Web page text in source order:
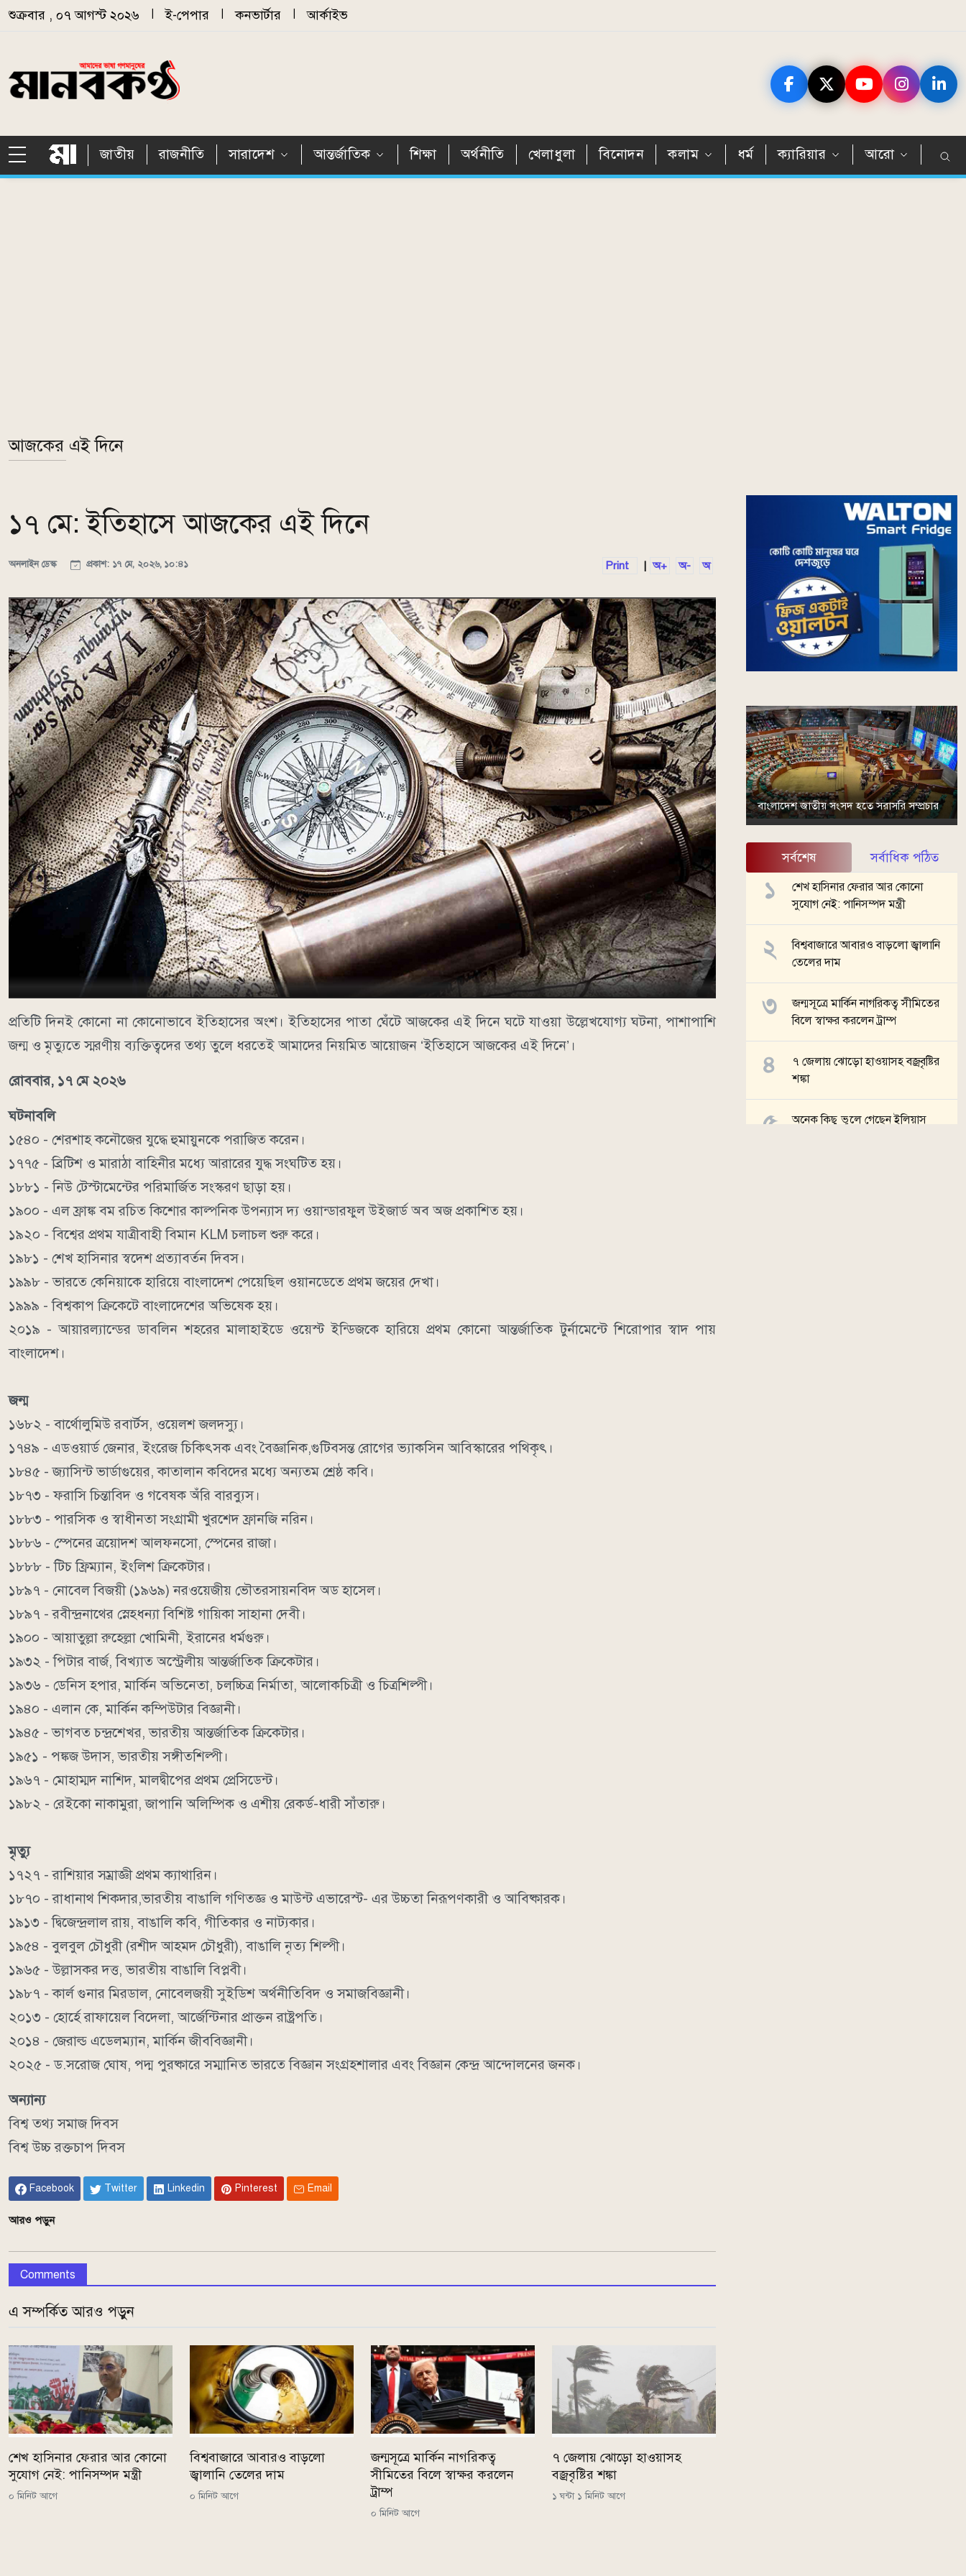
Skip to main content
শুক্রবার , ০৭ আগস্ট ২০২৬ ই-পেপার কনভার্টার আর্কাইভ
জাতীয় রাজনীতি সারাদেশ আন্তর্জাতিক শিক্ষা অর্থনীতি খেলাধুলা বিনোদন কলাম ধর্ম ক্যারিয়ার আরো
আজকের এই দিনে
১৭ মে: ইতিহাসে আজকের এই দিনে
অনলাইন ডেস্ক প্রকাশ: ১৭ মে, ২০২৬, ১০:৪১ Print অ+ অ- অ
প্রতিটি দিনই কোনো না কোনোভাবে ইতিহাসের অংশ। ইতিহাসের পাতা ঘেঁটে আজকের এই দিনে ঘটে যাওয়া উল্লেখযোগ্য ঘটনা, পাশাপাশি
জন্ম ও মৃত্যুতে স্মরণীয় ব্যক্তিত্বদের তথ্য তুলে ধরতেই আমাদের নিয়মিত আয়োজন ‘ইতিহাসে আজকের এই দিনে’।
রোববার, ১৭ মে ২০২৬
ঘটনাবলি
১৫৪০ - শেরশাহ কনৌজের যুদ্ধে হুমায়ুনকে পরাজিত করেন।
১৭৭৫ - ব্রিটিশ ও মারাঠা বাহিনীর মধ্যে আরারের যুদ্ধ সংঘটিত হয়।
১৮৮১ - নিউ টেস্টামেন্টের পরিমার্জিত সংস্করণ ছাড়া হয়।
১৯০০ - এল ফ্রাঙ্ক বম রচিত কিশোর কাল্পনিক উপন্যাস দ্য ওয়ান্ডারফুল উইজার্ড অব অজ প্রকাশিত হয়।
১৯২০ - বিশ্বের প্রথম যাত্রীবাহী বিমান KLM চলাচল শুরু করে।
১৯৮১ - শেখ হাসিনার স্বদেশ প্রত্যাবর্তন দিবস।
১৯৯৮ - ভারতে কেনিয়াকে হারিয়ে বাংলাদেশ পেয়েছিল ওয়ানডেতে প্রথম জয়ের দেখা।
১৯৯৯ - বিশ্বকাপ ক্রিকেটে বাংলাদেশের অভিষেক হয়।
২০১৯ - আয়ারল্যান্ডের ডাবলিন শহরের মালাহাইডে ওয়েস্ট ইন্ডিজকে হারিয়ে প্রথম কোনো আন্তর্জাতিক টুর্নামেন্টে শিরোপার স্বাদ পায়
বাংলাদেশ।
জন্ম
১৬৮২ - বার্থোলুমিউ রবার্টস, ওয়েলশ জলদস্যু।
১৭৪৯ - এডওয়ার্ড জেনার, ইংরেজ চিকিৎসক এবং বৈজ্ঞানিক,গুটিবসন্ত রোগের ভ্যাকসিন আবিস্কারের পথিকৃৎ।
১৮৪৫ - জ্যাসিন্ট ভার্ডাগুয়ের, কাতালান কবিদের মধ্যে অন্যতম শ্রেষ্ঠ কবি।
১৮৭৩ - ফরাসি চিন্তাবিদ ও গবেষক অঁরি বারব্যুস।
১৮৮৩ - পারসিক ও স্বাধীনতা সংগ্রামী খুরশেদ ফ্রানজি নরিন।
১৮৮৬ - স্পেনের ত্রয়োদশ আলফনসো, স্পেনের রাজা।
১৮৮৮ - টিচ ফ্রিম্যান, ইংলিশ ক্রিকেটার।
১৮৯৭ - নোবেল বিজয়ী (১৯৬৯) নরওয়েজীয় ভৌতরসায়নবিদ অড হাসেল।
১৮৯৭ - রবীন্দ্রনাথের স্নেহধন্যা বিশিষ্ট গায়িকা সাহানা দেবী।
১৯০০ - আয়াতুল্লা রুহেল্লা খোমিনী, ইরানের ধর্মগুরু।
১৯৩২ - পিটার বার্জ, বিখ্যাত অস্ট্রেলীয় আন্তর্জাতিক ক্রিকেটার।
১৯৩৬ - ডেনিস হপার, মার্কিন অভিনেতা, চলচ্চিত্র নির্মাতা, আলোকচিত্রী ও চিত্রশিল্পী।
১৯৪০ - এলান কে, মার্কিন কম্পিউটার বিজ্ঞানী।
১৯৪৫ - ভাগবত চন্দ্রশেখর, ভারতীয় আন্তর্জাতিক ক্রিকেটার।
১৯৫১ - পঙ্কজ উদাস, ভারতীয় সঙ্গীতশিল্পী।
১৯৬৭ - মোহাম্মদ নাশিদ, মালদ্বীপের প্রথম প্রেসিডেন্ট।
১৯৮২ - রেইকো নাকামুরা, জাপানি অলিম্পিক ও এশীয় রেকর্ড-ধারী সাঁতারু।
মৃত্যু
১৭২৭ - রাশিয়ার সম্রাজ্ঞী প্রথম ক্যাথারিন।
১৮৭০ - রাধানাথ শিকদার,ভারতীয় বাঙালি গণিতজ্ঞ ও মাউন্ট এভারেস্ট- এর উচ্চতা নিরূপণকারী ও আবিষ্কারক।
১৯১৩ - দ্বিজেন্দ্রলাল রায়, বাঙালি কবি, গীতিকার ও নাট্যকার।
১৯৫৪ - বুলবুল চৌধুরী (রশীদ আহমদ চৌধুরী), বাঙালি নৃত্য শিল্পী।
১৯৬৫ - উল্লাসকর দত্ত, ভারতীয় বাঙালি বিপ্লবী।
১৯৮৭ - কার্ল গুনার মিরডাল, নোবেলজয়ী সুইডিশ অর্থনীতিবিদ ও সমাজবিজ্ঞানী।
২০১৩ - হোর্হে রাফায়েল বিদেলা, আর্জেন্টিনার প্রাক্তন রাষ্ট্রপতি।
২০১৪ - জেরাল্ড এডেলম্যান, মার্কিন জীববিজ্ঞানী।
২০২৫ - ড.সরোজ ঘোষ, পদ্ম পুরষ্কারে সম্মানিত ভারতে বিজ্ঞান সংগ্রহশালার এবং বিজ্ঞান কেন্দ্র আন্দোলনের জনক।
অন্যান্য
বিশ্ব তথ্য সমাজ দিবস
বিশ্ব উচ্চ রক্তচাপ দিবস
Facebook Twitter Linkedin Pinterest Email
আরও পড়ুন
Comments
এ সম্পর্কিত আরও পড়ুন
শেখ হাসিনার ফেরার আর কোনো
সুযোগ নেই: পানিসম্পদ মন্ত্রী
০ মিনিট আগে
বিশ্ববাজারে আবারও বাড়লো
জ্বালানি তেলের দাম
০ মিনিট আগে
জন্মসূত্রে মার্কিন নাগরিকত্ব
সীমিতের বিলে স্বাক্ষর করলেন
ট্রাম্প
০ মিনিট আগে
৭ জেলায় ঝোড়ো হাওয়াসহ
বজ্রবৃষ্টির শঙ্কা
১ ঘন্টা ১ মিনিট আগে
বাংলাদেশ জাতীয় সংসদ হতে সরাসরি সম্প্রচার
সর্বশেষ সর্বাধিক পঠিত
শেখ হাসিনার ফেরার আর কোনো
সুযোগ নেই: পানিসম্পদ মন্ত্রী
বিশ্ববাজারে আবারও বাড়লো জ্বালানি
তেলের দাম
জন্মসূত্রে মার্কিন নাগরিকত্ব সীমিতের
বিলে স্বাক্ষর করলেন ট্রাম্প
৭ জেলায় ঝোড়ো হাওয়াসহ বজ্রবৃষ্টির
শঙ্কা
অনেক কিছু ভুলে গেছেন ইলিয়াস